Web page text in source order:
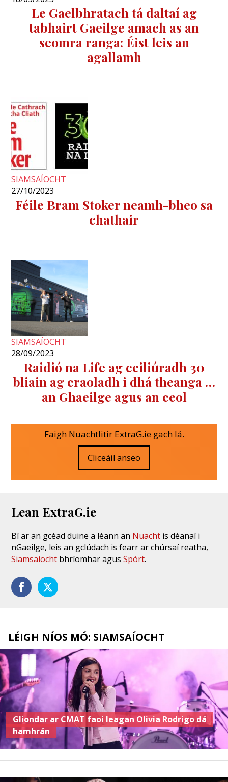
Le Gaelbhratach tá daltaí ag
tabhairt Gaeilge amach as an
seomra ranga: Éist leis an
agallamh
SIAMSAÍOCHT
27/10/2023
Féile Bram Stoker neamh-bheo sa
chathair
SIAMSAÍOCHT
28/09/2023
Raidió na Life ag ceiliúradh 30
bliain ag craoladh i dhá theanga …
an Ghaeilge agus an ceol
Faigh Nuachtlitir ExtraG.ie gach lá.
Cliceáil anseo
Lean ExtraG.ie
Bí ar an gcéad duine a léann an Nuacht is déanaí i
nGaeilge, leis an gclúdach is fearr ar chúrsaí reatha,
Siamsaíocht bhríomhar agusSpórt.
LÉIGH NÍOS MÓ: SIAMSAÍOCHT
Gliondar ar CMAT faoi leagan Olivia Rodrigo dá
hamhrán